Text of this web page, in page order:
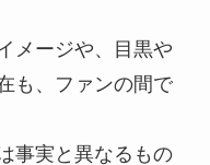
メージや、目黒や
も、ファンの間で
事実と異なるもの